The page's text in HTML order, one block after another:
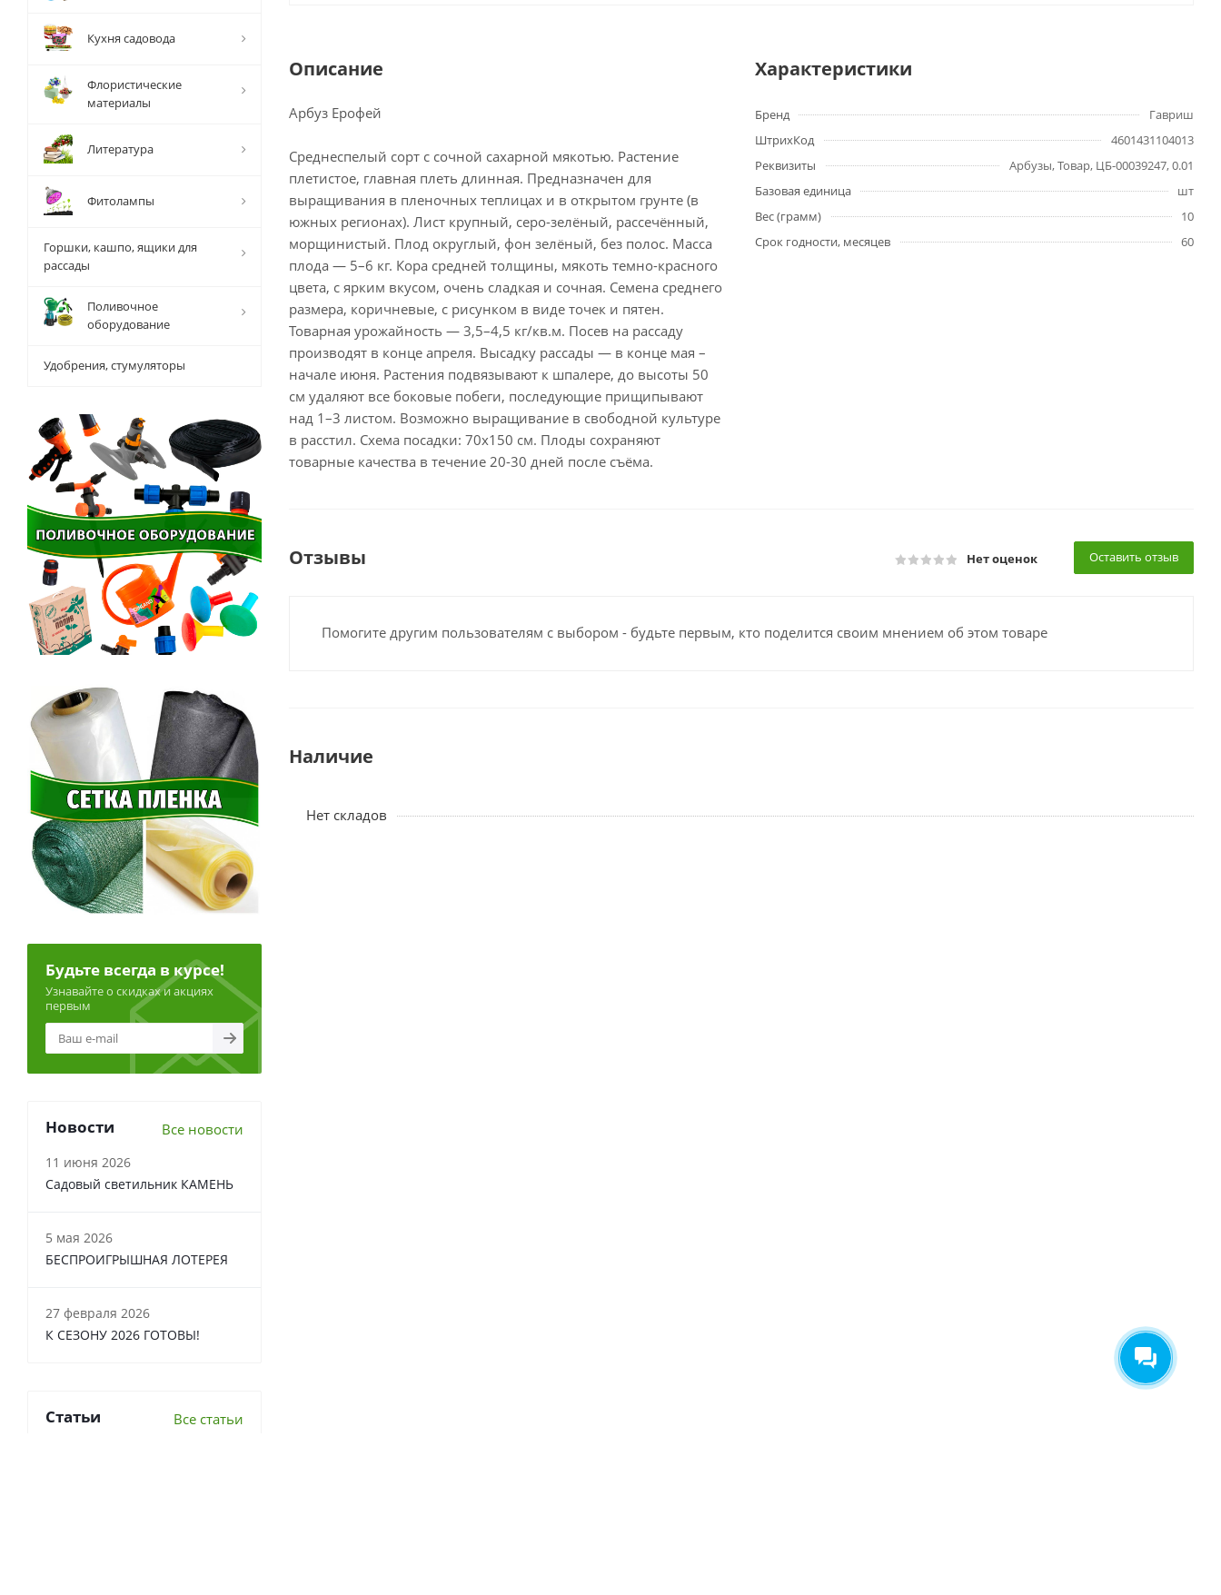
Описание
Арбуз Ерофей
Среднеспелый сорт с сочной сахарной мякотью. Растение
плетистое, главная плеть длинная. Предназначен для
выращивания в пленочных теплицах и в открытом грунте (в
южных регионах). Лист крупный, серо-зелёный, рассечённый,
морщинистый. Плод округлый, фон зелёный, без полос. Масса
плода — 5–6 кг. Кора средней толщины, мякоть темно-красного
цвета, с ярким вкусом, очень сладкая и сочная. Семена среднего
размера, коричневые, с рисунком в виде точек и пятен.
Товарная урожайность — 3,5–4,5 кг/кв.м. Посев на рассаду
производят в конце апреля. Высадку рассады — в конце мая –
начале июня. Растения подвязывают к шпалере, до высоты 50
см удаляют все боковые побеги, последующие прищипывают
над 1–3 листом. Возможно выращивание в свободной культуре
в расстил. Схема посадки: 70х150 см. Плоды сохраняют
товарные качества в течение 20-30 дней после съёма.
Характеристики
Бренд
Гавриш
ШтрихКод
4601431104013
Реквизиты
Арбузы, Товар, ЦБ-00039247, 0.01
Базовая единица
шт
Вес (грамм)
10
Срок годности, месяцев
60
Отзывы Нет оценок Оставить отзыв
Помогите другим пользователям с выбором - будьте первым, кто поделится своим мнением об этом товаре
Наличие
Нет складов
Кухня садовода
Флористические
материалы
Литература
Фитолампы
Горшки, кашпо, ящики для
рассады
Поливочное
оборудование
Удобрения, стумуляторы
Будьте всегда в курсе!
Узнавайте о скидках и акциях
первым
Новости Все новости
11 июня 2026
Садовый светильник КАМЕНЬ
5 мая 2026
БЕСПРОИГРЫШНАЯ ЛОТЕРЕЯ
27 февраля 2026
К СЕЗОНУ 2026 ГОТОВЫ!
Статьи Все статьи